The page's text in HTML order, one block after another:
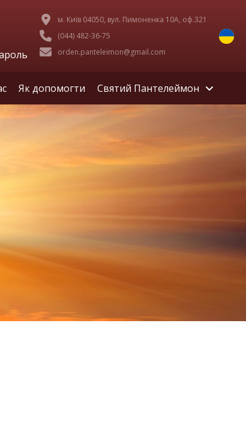
м. Київ 04050, вул. Пимоненка 10А, оф.321
(044) 482-36-75
orden.panteleimon@gmail.com
Як допомогти Святий Пантелеймон